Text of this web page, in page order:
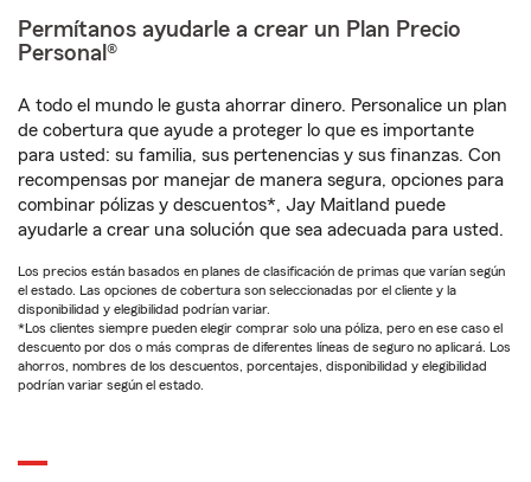
Permítanos ayudarle a crear un Plan Precio
Personal®
A todo el mundo le gusta ahorrar dinero. Personalice un plan
de cobertura que ayude a proteger lo que es importante
para usted: su familia, sus pertenencias y sus finanzas. Con
recompensas por manejar de manera segura, opciones para
combinar pólizas y descuentos*, Jay Maitland puede
ayudarle a crear una solución que sea adecuada para usted.
Los precios están basados en planes de clasificación de primas que varían según
el estado. Las opciones de cobertura son seleccionadas por el cliente y la
disponibilidad y elegibilidad podrían variar.
*Los clientes siempre pueden elegir comprar solo una póliza, pero en ese caso el
descuento por dos o más compras de diferentes líneas de seguro no aplicará. Los
ahorros, nombres de los descuentos, porcentajes, disponibilidad y elegibilidad
podrían variar según el estado.